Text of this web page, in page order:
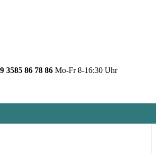
3585 86 78 86 Mo-Fr 8-16:30 Uhr